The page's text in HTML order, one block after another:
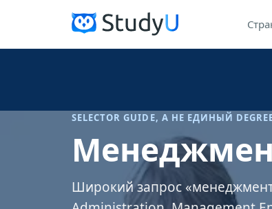
SELECTOR GUIDE, А НЕ ЕДИНЫЙ
Широкий запрос